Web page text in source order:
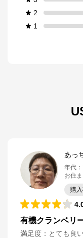
2
1
あっ
年代 ：
お住
購
有機クランベリ
満足度 ： とても良い